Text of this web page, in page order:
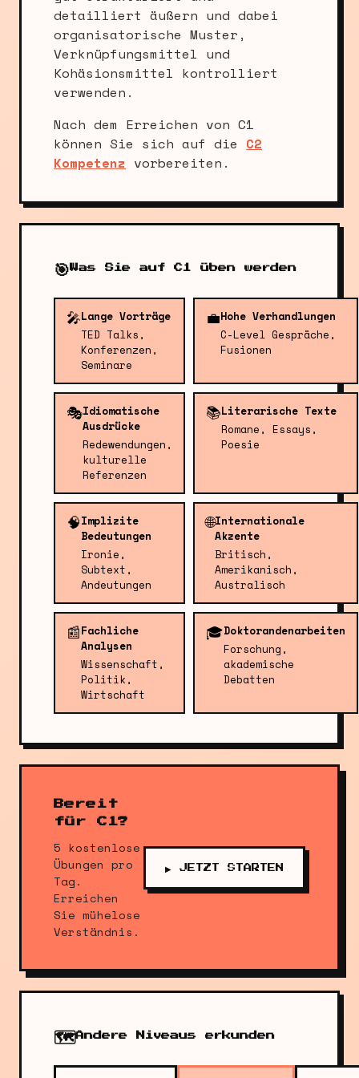
detailliert äußern und dabei
organisatorische Muster,
Verknüpfungsmittel und
Kohäsionsmittel kontrolliert
verwenden.
Nach dem Erreichen von C1
können Sie sich auf die C2
Kompetenz vorbereiten.
🎯 Was Sie auf C1 üben werden
🎤Lange Vorträge
TED Talks,
Konferenzen,
Seminare
💼Hohe Verhandlungen
C-Level Gespräche,
Fusionen
🎭Idiomatische
Ausdrücke
Redewendungen,
kulturelle
Referenzen
📚Literarische Texte
Romane, Essays,
Poesie
🧠Implizite
Bedeutungen
Ironie,
Subtext,
Andeutungen
🌐Internationale
Akzente
Britisch,
Amerikanisch,
Australisch
📰Fachliche
Analysen
Wissenschaft,
Politik,
Wirtschaft
🎓Doktorandenarbeiten
Forschung,
akademische
Debatten
Bereit
für C1?
5 kostenlose
Übungen pro
Tag.
Erreichen
Sie mühelose
Verständnis.
▶ JETZT STARTEN
🗺️Andere Niveaus erkunden